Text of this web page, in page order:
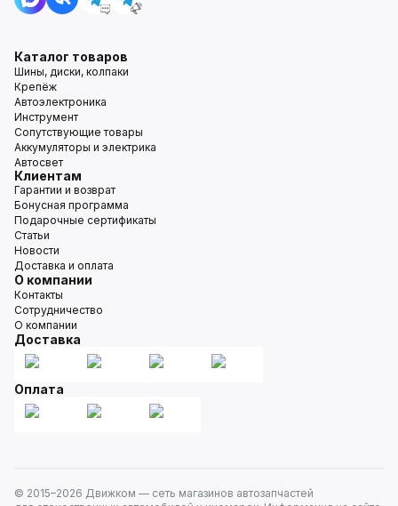
Каталог товаров
Шины, диски, колпаки
Крепёж
Автоэлектроника
Инструмент
Сопутствующие товары
Аккумуляторы и электрика
Автосвет
Клиентам
Гарантии и возврат
Бонусная программа
Подарочные сертификаты
Статьи
Новости
Доставка и оплата
О компании
Контакты
Сотрудничество
О компании
Доставка
Оплата
© 2015–2026 Движком — сеть магазинов автозапчастей